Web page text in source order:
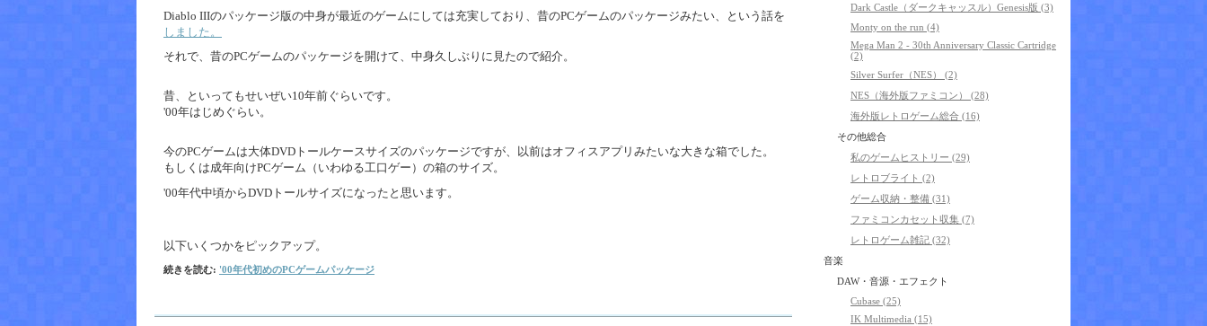
Diablo IIIのパッケージ版の中身が最近のゲームにしては充実しており、昔のPCゲームのパッケージみたい、という話を
しました。
それで、昔のPCゲームのパッケージを開けて、中身久しぶりに見たので紹介。
昔、といってもせいぜい10年前ぐらいです。
'00年はじめぐらい。
今のPCゲームは大体DVDトールケースサイズのパッケージですが、以前はオフィスアプリみたいな大きな箱でした。
もしくは成年向けPCゲーム（いわゆる工口ゲー）の箱のサイズ。
'00年代中頃からDVDトールサイズになったと思います。
以下いくつかをピックアップ。
続きを読む: '00年代初めのPCゲームパッケージ
Dark Castle（ダークキャッスル）Genesis版 (3)
Monty on the run (4)
Mega Man 2 - 30th Anniversary Classic Cartridge
(2)
Silver Surfer（NES） (2)
NES（海外版ファミコン） (28)
海外版レトロゲーム総合 (16)
その他総合
私のゲームヒストリー (29)
レトロブライト (2)
ゲーム収納・整備 (31)
ファミコンカセット収集 (7)
レトロゲーム雑記 (32)
音楽
DAW・音源・エフェクト
Cubase (25)
IK Multimedia (15)